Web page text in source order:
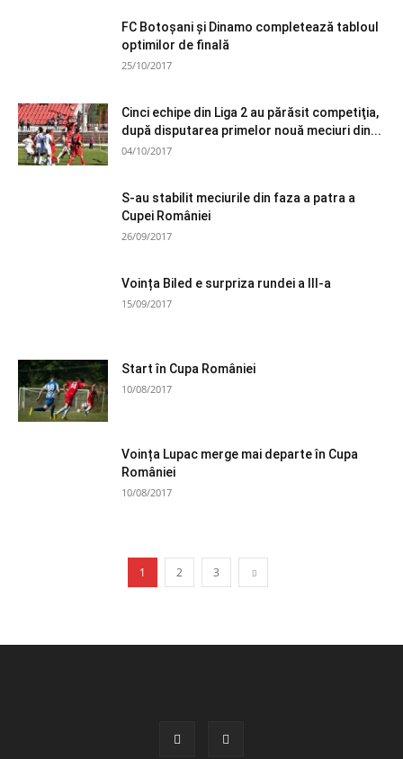
FC Botoșani și Dinamo completează tabloul
optimilor de finală
25/10/2017
Cinci echipe din Liga 2 au părăsit competiţia,
după disputarea primelor nouă meciuri din...
04/10/2017
S-au stabilit meciurile din faza a patra a
Cupei României
26/09/2017
Voința Biled e surpriza rundei a III-a
15/09/2017
Start în Cupa României
10/08/2017
Voința Lupac merge mai departe în Cupa
României
10/08/2017
1 2 3